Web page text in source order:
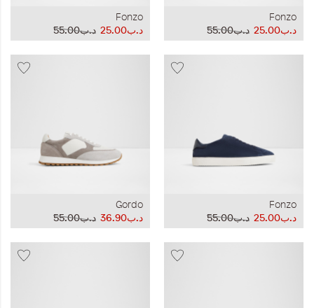
Fonzo
د.ب55.00
د.ب25.00
Fonzo
د.ب55.00
د.ب25.00
Fonzo
د.ب55.00
د.ب25.00
Gordo
د.ب55.00
د.ب36.90